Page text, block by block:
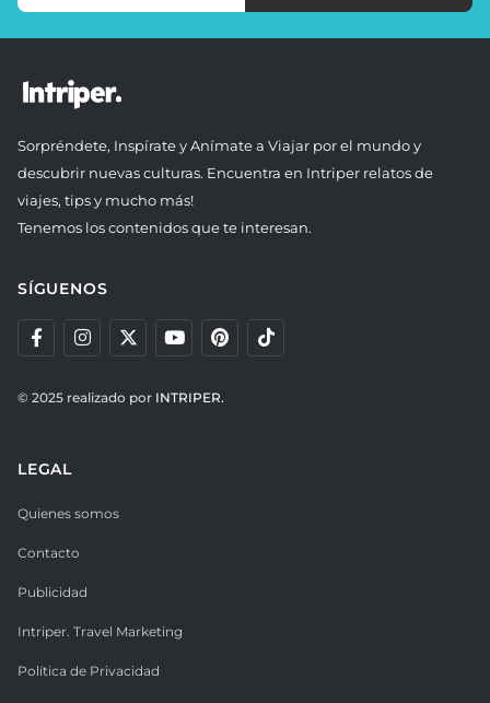
Sorpréndete, Inspírate y Anímate a Viajar por el mundo y
descubrir nuevas culturas. Encuentra en Intriper relatos de
viajes, tips y mucho más!
Tenemos los contenidos que te interesan.
SÍGUENOS
© 2025 realizado por INTRIPER.
LEGAL
Quienes somos
Contacto
Publicidad
Intriper. Travel Marketing
Política de Privacidad